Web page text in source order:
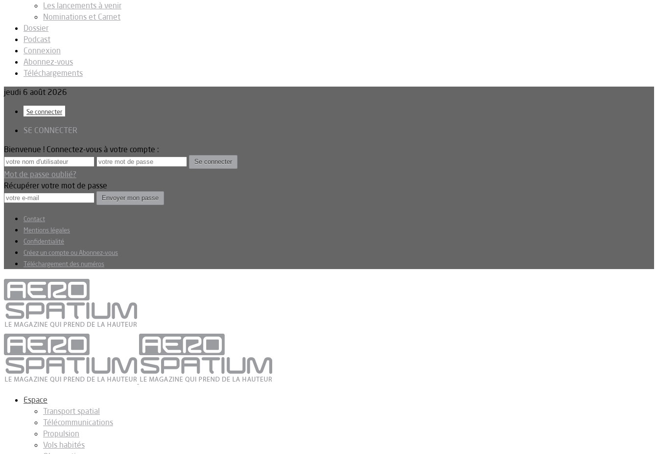
Les lancements à venir
Nominations et Carnet
Dossier
Podcast
Connexion
Abonnez-vous
Téléchargements
jeudi 6 août 2026
Se connecter
SE CONNECTER
Bienvenue ! Connectez-vous à votre compte :
Mot de passe oublié?
Récupérer votre mot de passe
Contact
Mentions légales
Confidentialité
Créez un compte ou Abonnez-vous
Téléchargement des numéros
Espace
Transport spatial
Télécommunications
Propulsion
Vols habités